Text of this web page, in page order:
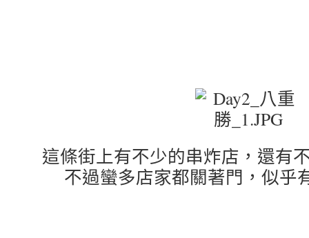
這條街上有不少的串炸店，還有
不過蠻多店家都關著門，似乎